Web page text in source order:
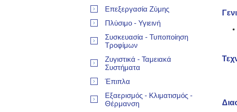
Επεξεργασία Ζύμης
Πλύσιμο - Υγιεινή
Συσκευασία - Τυποποίηση
Τροφίμων
Ζυγιστικά - Ταμειακά
Συστήματα
Έπιπλα
Εξαερισμός - Κλιματισμός -
Θέρμανση